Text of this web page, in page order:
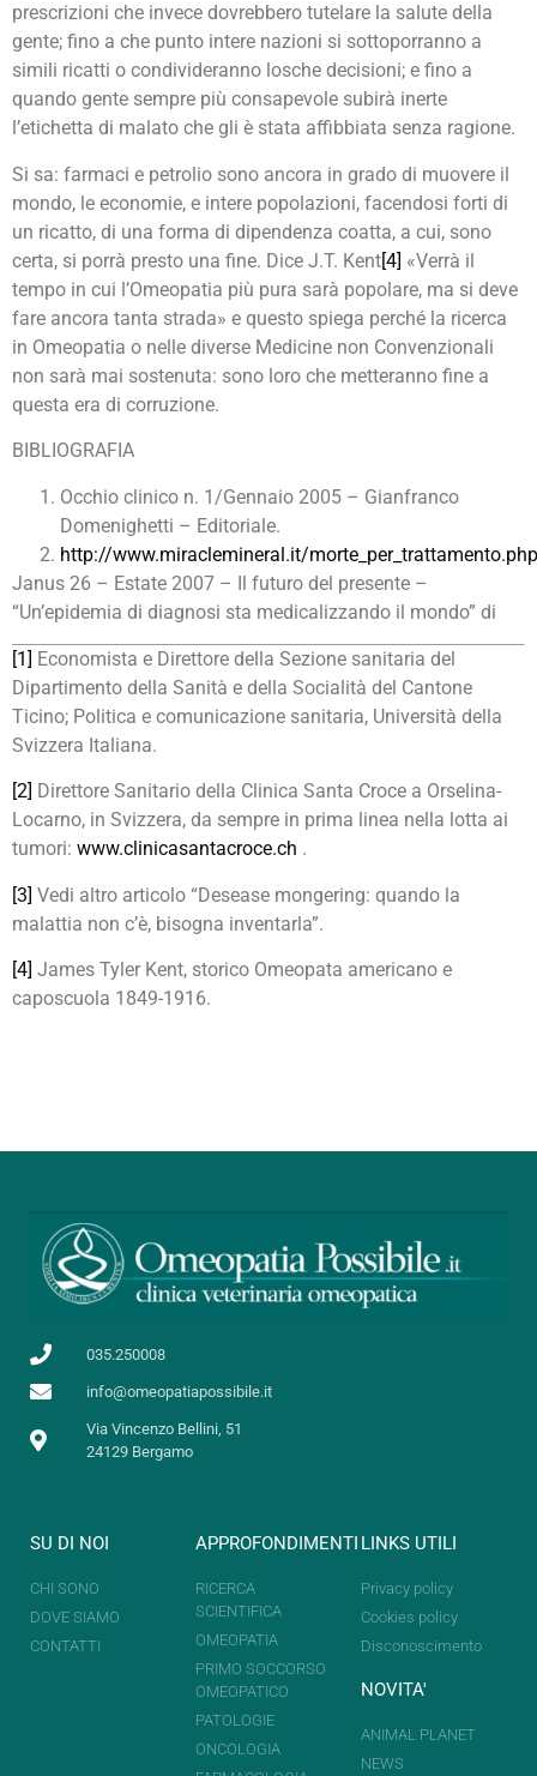
prescrizioni che invece dovrebbero tutelare la salute della
gente; fino a che punto intere nazioni si sottoporranno a
simili ricatti o condivideranno losche decisioni; e fino a
quando gente sempre più consapevole subirà inerte
l’etichetta di malato che gli è stata affibbiata senza ragione.
Si sa: farmaci e petrolio sono ancora in grado di muovere il
mondo, le economie, e intere popolazioni, facendosi forti di
un ricatto, di una forma di dipendenza coatta, a cui, sono
certa, si porrà presto una fine. Dice J.T. Kent[4] «Verrà il
tempo in cui l’Omeopatia più pura sarà popolare, ma si deve
fare ancora tanta strada» e questo spiega perché la ricerca
in Omeopatia o nelle diverse Medicine non Convenzionali
non sarà mai sostenuta: sono loro che metteranno fine a
questa era di corruzione.
BIBLIOGRAFIA
Occhio clinico n. 1/Gennaio 2005 – Gianfranco
Domenighetti – Editoriale.
http://www.miraclemineral.it/morte_per_trattamento.php
Janus 26 – Estate 2007 – Il futuro del presente –
“Un’epidemia di diagnosi sta medicalizzando il mondo” di
[1] Economista e Direttore della Sezione sanitaria del
Dipartimento della Sanità e della Socialità del Cantone
Ticino; Politica e comunicazione sanitaria, Università della
Svizzera Italiana.
[2] Direttore Sanitario della Clinica Santa Croce a Orselina-
Locarno, in Svizzera, da sempre in prima linea nella lotta ai
tumori: www.clinicasantacroce.ch .
[3] Vedi altro articolo “Desease mongering: quando la
malattia non c’è, bisogna inventarla”.
[4] James Tyler Kent, storico Omeopata americano e
caposcuola 1849-1916.
035.250008
info@omeopatiapossibile.it
Via Vincenzo Bellini, 51
24129 Bergamo
SU DI NOI
CHI SONO
DOVE SIAMO
CONTATTI
APPROFONDIMENTI
RICERCA
SCIENTIFICA
OMEOPATIA
PRIMO SOCCORSO
OMEOPATICO
PATOLOGIE
ONCOLOGIA
LINKS UTILI
Privacy policy
Cookies policy
Disconoscimento
NOVITA'
ANIMAL PLANET
NEWS